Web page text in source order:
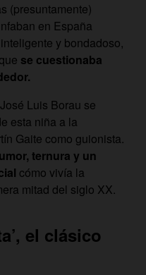
(presuntamente)
en España
y bondadoso,
se cuestionaba
Luis Borau se
esta niña a la
Gaite como guionista.
ternura y un
cómo vivía la
mitad del siglo XX.
el clásico